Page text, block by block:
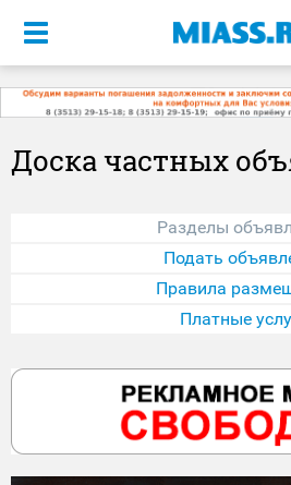
Меню
Доска частных
Разделы
Подать
Правила
Платные